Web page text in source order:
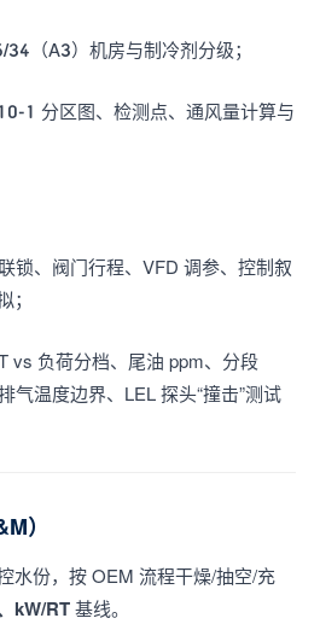
34 （A3）机房与制冷剂分级；
1 分区图、检测点、通风量计算与
锁、阀门行程、VFD 调参、控制叙
；
vs 负荷分档、尾油 ppm、分段
气温度边界、LEL 探头“撞击”测试
）
水份，按 OEM 流程干燥/抽空/充
kW/RT 基线。